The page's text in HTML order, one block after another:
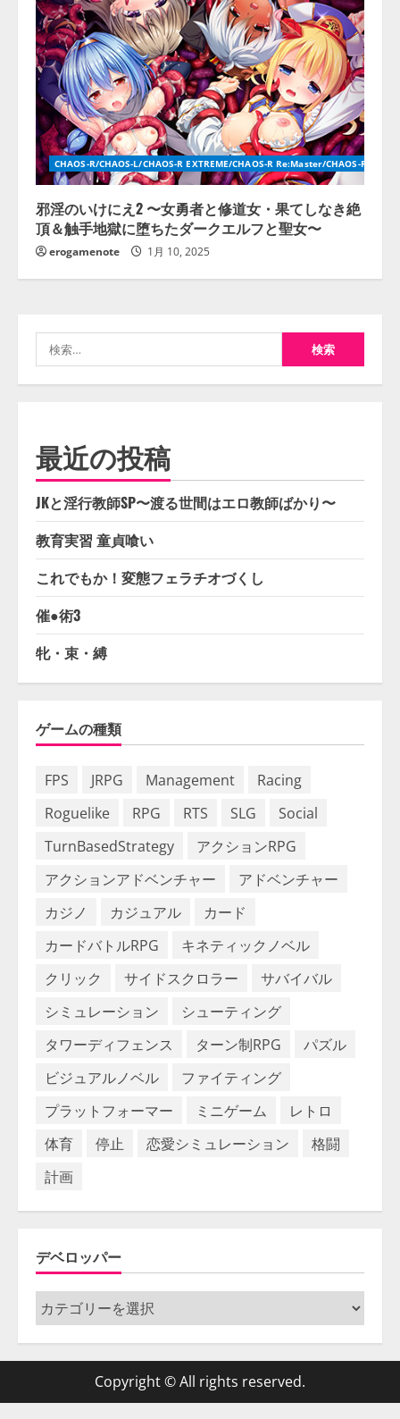
CHAOS-R/CHAOS-L/CHAOS-R EXTREME/CHAOS-R Re:Master/CHAOS-R feat.
邪淫のいけにえ2 〜女勇者と修道女・果てしなき絶
頂＆触手地獄に堕ちたダークエルフと聖女〜
erogamenote 1月 10, 2025
索:
最近の投稿
JKと淫行教師SP〜渡る世間はエロ教師ばかり〜
教育実習 童貞喰い
これでもか！変態フェラチオづくし
催●術3
牝・束・縛
ゲームの種類
FPS JRPG Management
Racing
Roguelike
RPG RTS SLG
Social
TurnBasedStrategy
アクションRPG
アクションアドベンチャー
アドベンチャー
カジノ
カジュアル
カード
カードバトルRPG
キネティックノベル
クリック
サイドスクロラー
サバイバル
シミュレーション
シューティング
タワーディフェンス
ターン制RPG
パズル
ビジュアルノベル
ファイティング
プラットフォーマー
ミニゲーム
レトロ
体育
停止 恋愛シミュレーション
格闘
計画
デベロッパー
デ
ベ
パ
Copyright © All rights reserved.